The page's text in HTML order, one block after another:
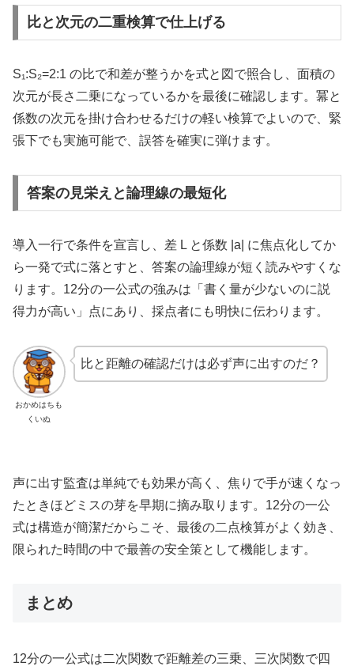
比と次元の二重検算で仕上げる
S₁:S₂=2:1 の比で和差が整うかを式と図で照合し、面積の
次元が長さ二乗になっているかを最後に確認します。冪と
係数の次元を掛け合わせるだけの軽い検算でよいので、緊
張下でも実施可能で、誤答を確実に弾けます。
答案の見栄えと論理線の最短化
導入一行で条件を宣言し、差 L と係数 |a| に焦点化してか
ら一発で式に落とすと、答案の論理線が短く読みやすくな
ります。12分の一公式の強みは「書く量が少ないのに説
得力が高い」点にあり、採点者にも明快に伝わります。
おかめはちも
くいぬ
比と距離の確認だけは必ず声に出すのだ？
声に出す監査は単純でも効果が高く、焦りで手が速くなっ
たときほどミスの芽を早期に摘み取ります。12分の一公
式は構造が簡潔だからこそ、最後の二点検算がよく効き、
限られた時間の中で最善の安全策として機能します。
まとめ
12分の一公式は二次関数で距離差の三乗、三次関数で四